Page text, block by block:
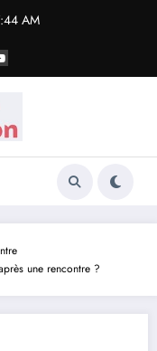
AM
une rencontre ?